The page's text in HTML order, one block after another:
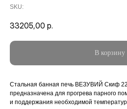
SKU:
33205,00 р.
В корзину
Стальная банная печь ВЕЗУВИЙ Скиф
предназначена для прогрева парного
и поддержания необходимой